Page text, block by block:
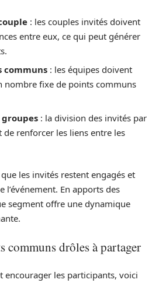
: les couples invités doivent
entre eux, ce qui peut générer
communs : les équipes doivent
nombre fixe de points communs
: la division des invités par
de renforcer les liens entre les
les invités restent engagés et
En apports des
segment offre une dynamique
communs drôles à partager
encourager les participants, voici